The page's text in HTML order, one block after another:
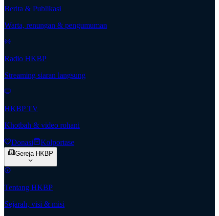
Berita & Publikasi
Warta, renungan & pengumuman
Radio HKBP
Streaming siaran langsung
HKBP TV
Khotbah & video rohani
Donasi Kolportase
Gereja HKBP
Tentang HKBP
Sejarah, visi & misi